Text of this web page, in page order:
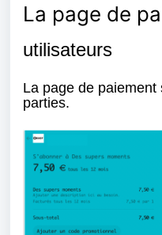
La page de
utilisateurs
La page de paiement
parties.